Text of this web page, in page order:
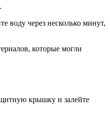
воду через несколько минут,
которые могли
крышку и залейте